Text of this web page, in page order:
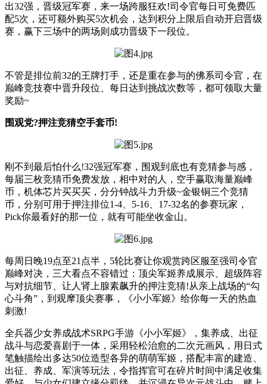
出32强，晋级冠军赛，来一场跨服狂欢!司令官每日可免费匹
配5次，还可额外购买5次机会，达到积分上限后自动开启晋级
赛，赢下三场中的两场则成功晋级下一段位。
不管是排位前32的王牌打手，还是重在参与的佛系司令官，在
巅峰竞技赛中晋升段位、每日达到挑战次数等，都可领取大量
奖励~
围观党?押注竞猜空手套币!
刚不到最后怕什么!32强冠军赛，围观到底也有竞猜参与感，
每届三枚竞猜币免费发放，相中对的人，空手赢取海量巅峰
币，机体芯片买买买，分分钟战斗力升级~金银铜三个竞猜
币，分别可用于押注排位1-4、5-16、17-32名的参赛玩家，
Pick你最看好的那一位，就有可能坐收金山。
每周日晚19点至21点半，5轮比赛让你观赏跨区服至强司令官
巅峰对决，三大看点不容错过：顶尖军姬养成展示、超级阵容
与对抗细节、让人肾上腺素飙升的押注竞猜!从亲上战场的“勾
心斗角”，到观摩顶尖赛事，《小小军姬》给你每一天的热血
刺激!
全兵器少女养成战术SRPG手游《小小军姬》，集养成、出征
战斗与恋爱喜剧于一体，采用轻松治愈的二次元画风，用日式
笔触描绘出多达50位造型各异的萌萌军姬，搭配丰富的建造、
出征、养成、军演等玩法，令指挥官可在碎片时间中满足收集